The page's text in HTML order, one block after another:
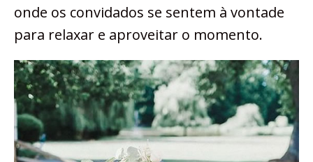
onde os convidados se sentem à vontade
para relaxar e aproveitar o momento.